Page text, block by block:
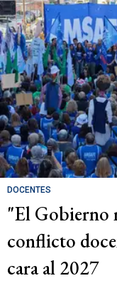
DOCENTES
"El Gobierno
conflicto
cara al 2027